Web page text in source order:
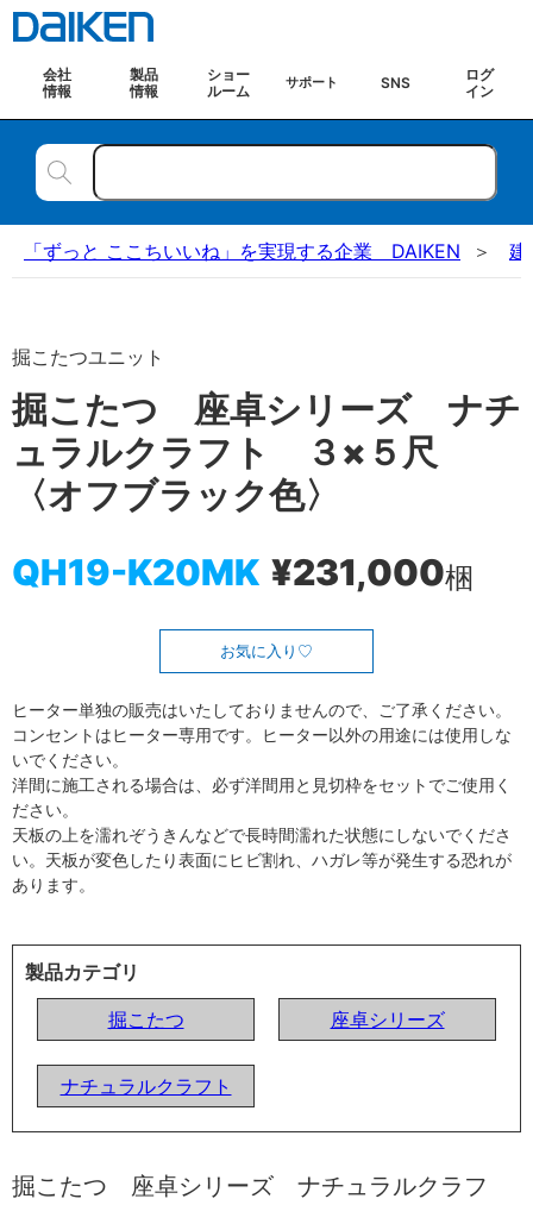
会社
情報
製品
情報
ショー
ルーム
サポート SNS
ログ
イン
「ずっと ここちいいね」を実現する企業 DAIKEN 建
掘こたつユニット
掘こたつ 座卓シリーズ ナチ
ュラルクラフト ３×５尺
〈オフブラック色〉
QH19-K20MK ¥231,000梱
お気に入り
ヒーター単独の販売はいたしておりませんので、ご了承ください。
コンセントはヒーター専用です。ヒーター以外の用途には使用しな
いでください。
洋間に施工される場合は、必ず洋間用と見切枠をセットでご使用く
ださい。
天板の上を濡れぞうきんなどで長時間濡れた状態にしないでくださ
い。天板が変色したり表面にヒビ割れ、ハガレ等が発生する恐れが
あります。
製品カテゴリ
掘こたつ
座卓シリーズ
ナチュラルクラフト
掘こたつ 座卓シリーズ ナチュラルクラフ